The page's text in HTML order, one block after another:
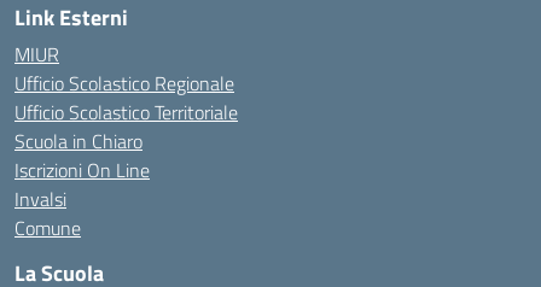
Link Esterni
MIUR
Ufficio Scolastico Regionale
Ufficio Scolastico Territoriale
Scuola in Chiaro
Iscrizioni On Line
Invalsi
Comune
La Scuola